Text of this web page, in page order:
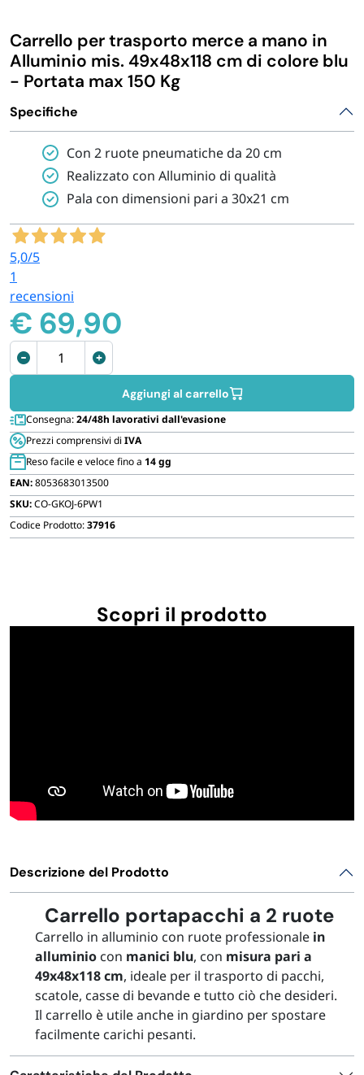
CASA E PERSONA
PERSONA E MEDICALI
AVVOLGENTI E CONTENITORI ALIMENTARI
PARTY
FORNITURE SETTORE HO.RE.CA
BIODEGRADABILE
Carrello per trasporto merce a mano in
Alluminio mis. 49x48x118 cm di colore blu
- Portata max 150 Kg
Specifiche
Con 2 ruote pneumatiche da 20 cm
Realizzato con Alluminio di qualità
Pala con dimensioni pari a 30x21 cm
5,0/5
1
recensioni
€ 69,90
Carrello
portapacchi
in
Alluminio
con
portata
max
di
150
Aggiungi al carrello
Consegna:24/48h lavorativi dall'evasione
Prezzi comprensivi di IVA
Reso facile e veloce fino a 14 gg
EAN:8053683013500
SKU:CO-GKOJ-6PW1
Codice Prodotto:37916
Scopri il prodotto
Descrizione del Prodotto
Carrello portapacchi a 2 ruote
Carrello in alluminio con ruote professionale in
alluminio con manici blu, con misura pari a
49x48x118 cm, ideale per il trasporto di pacchi,
scatole, casse di bevande e tutto ciò che desideri.
Il carrello è utile anche in giardino per spostare
facilmente carichi pesanti.